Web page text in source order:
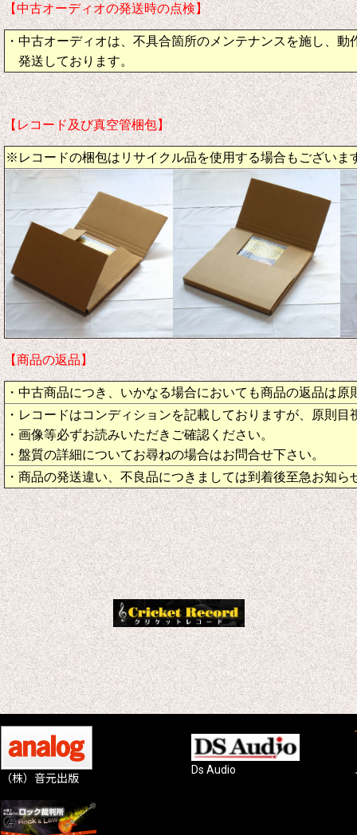
【中古オーディオの発送時の点検】
・中古オーディオは、不具合箇所のメンテナンスを施し、動
発送しております。
【レコード及び真空管梱包】
※レコードの梱包はリサイクル品を使用する場合もございま
【商品の返品】
・中古商品につき、いかなる場合においても商品の返品は原
・レコードはコンディションを記載しておりますが、原則目
・画像等必ずお読みいただきご確認ください。
・盤質の詳細についてお尋ねの場合はお問合せ下さい。
・商品の発送違い、不良品につきましては到着後至急お知ら
（株）音元出版
Ds Audio